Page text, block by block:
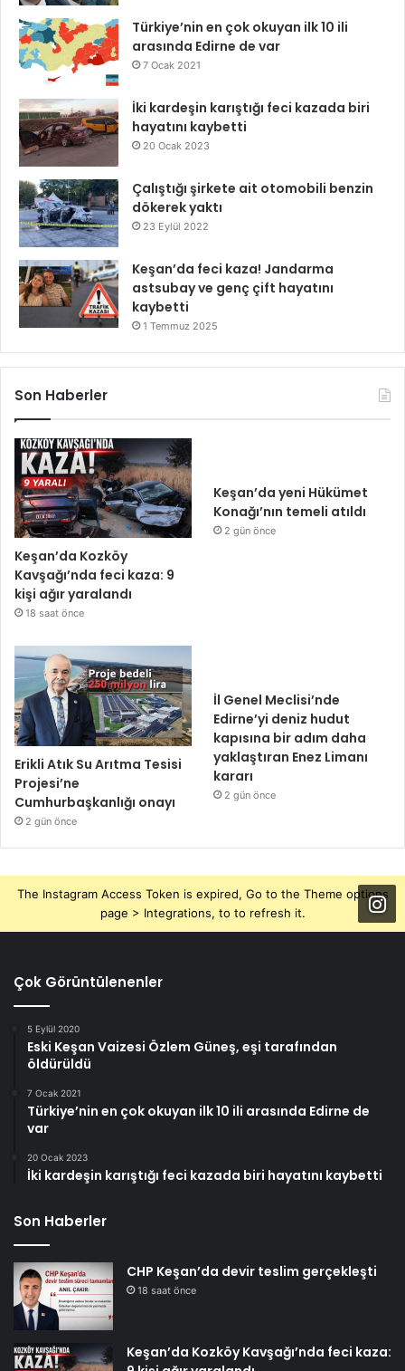
Türkiye’nin en çok okuyan ilk 10 ili
arasında Edirne de var
7 Ocak 2021
İki kardeşin karıştığı feci kazada biri
hayatını kaybetti
20 Ocak 2023
Çalıştığı şirkete ait otomobili benzin
dökerek yaktı
23 Eylül 2022
Keşan’da feci kaza! Jandarma
astsubay ve genç çift hayatını
kaybetti
1 Temmuz 2025
Son Haberler
Keşan’da Kozköy
Kavşağı’nda feci kaza: 9
kişi ağır yaralandı
18 saat önce
Keşan’da yeni Hükümet
Konağı’nın temeli atıldı
2 gün önce
Erikli Atık Su Arıtma Tesisi
Projesi’ne
Cumhurbaşkanlığı onayı
2 gün önce
İl Genel Meclisi’nde
Edirne’yi deniz hudut
kapısına bir adım daha
yaklaştıran Enez Limanı
kararı
2 gün önce
The Instagram Access Token is expired, Go to the Theme options
page > Integrations, to to refresh it.
Çok Görüntülenenler
5 Eylül 2020
Eski Keşan Vaizesi Özlem Güneş, eşi tarafından
öldürüldü
7 Ocak 2021
Türkiye’nin en çok okuyan ilk 10 ili arasında Edirne de
var
20 Ocak 2023
İki kardeşin karıştığı feci kazada biri hayatını kaybetti
Son Haberler
CHP Keşan’da devir teslim gerçekleşti
18 saat önce
Keşan’da Kozköy Kavşağı’nda feci kaza: